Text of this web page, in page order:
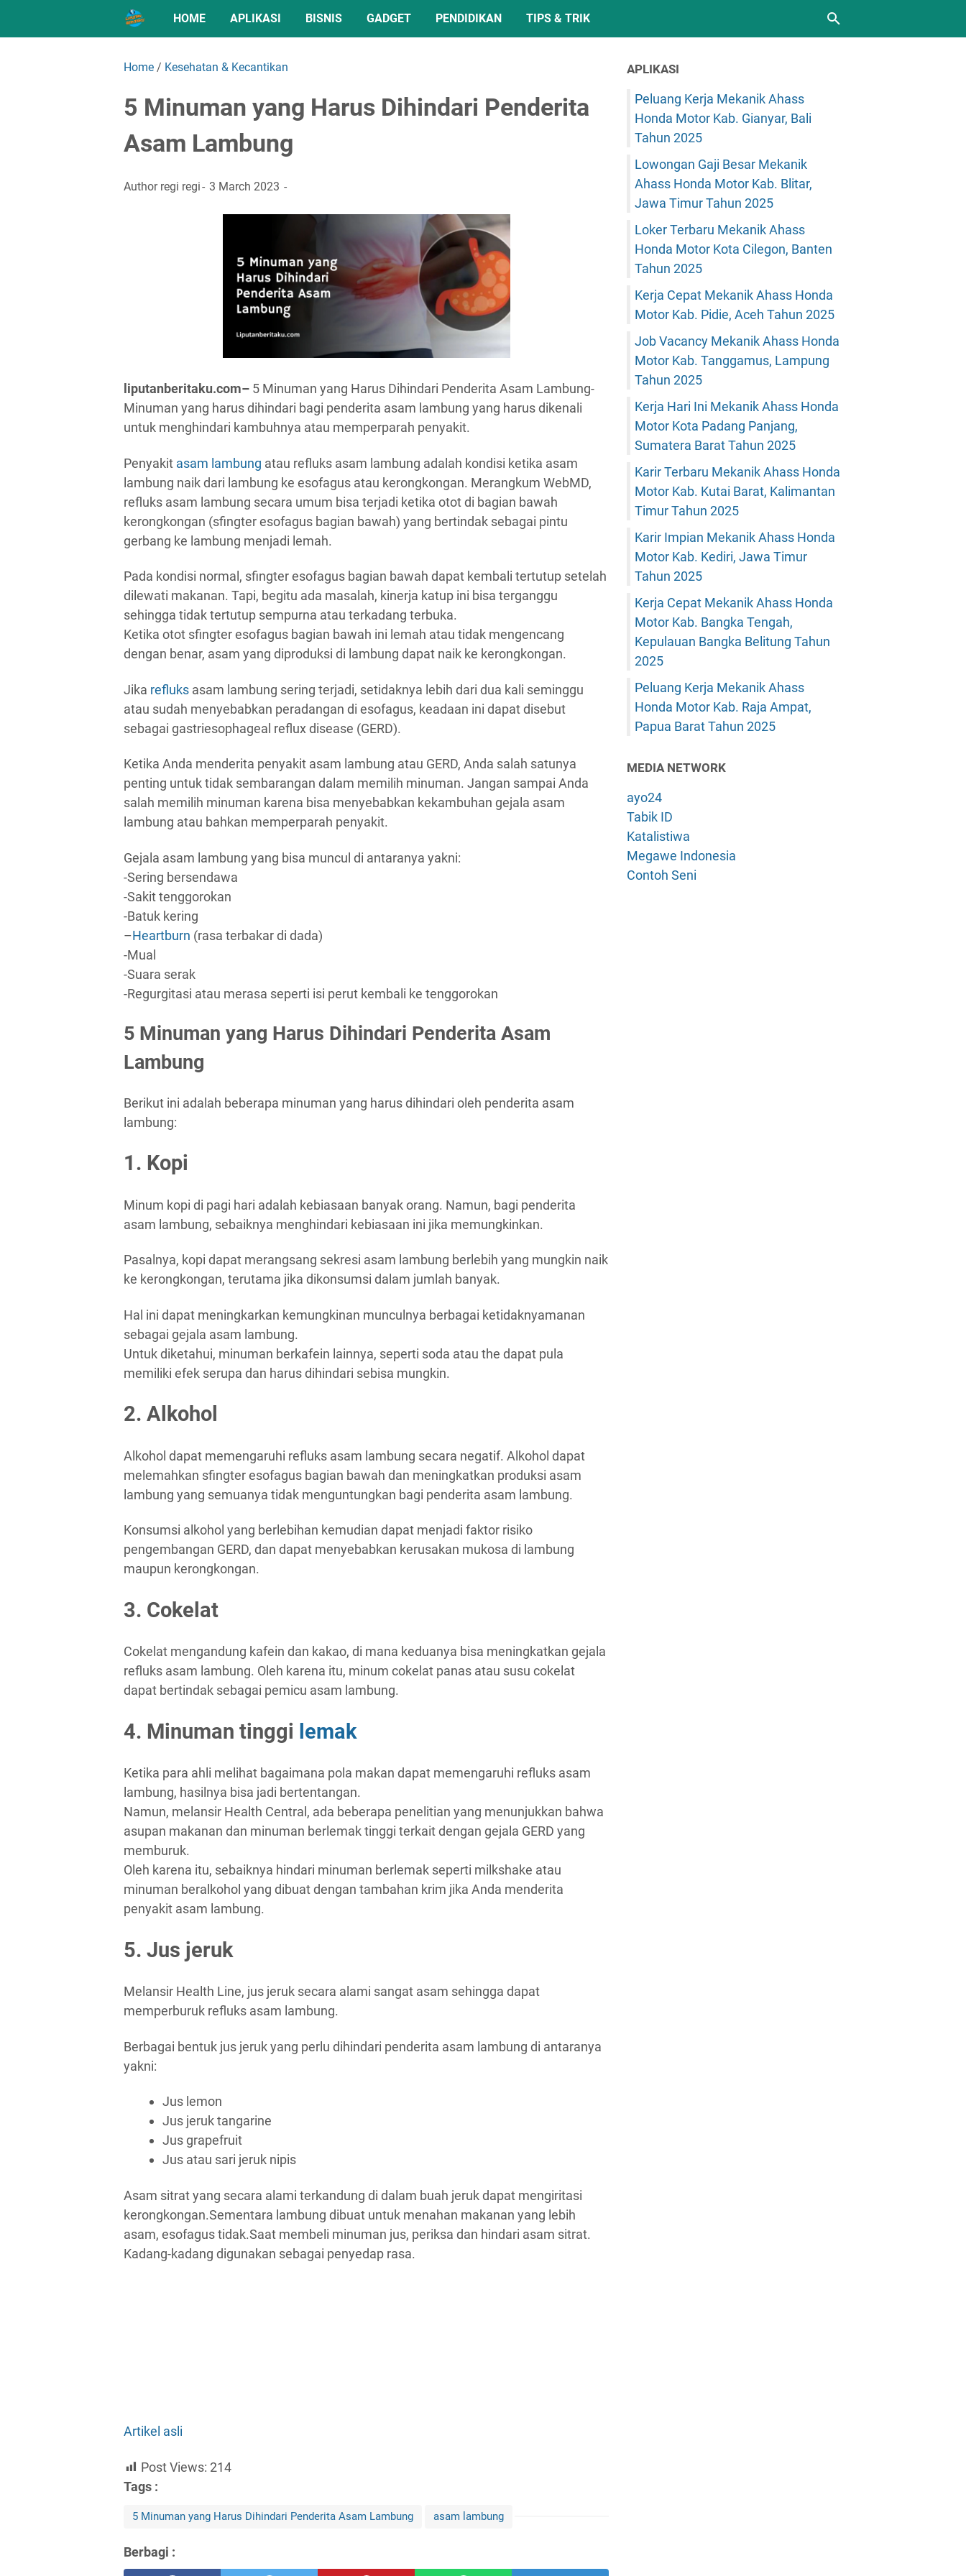
HOME APLIKASI BISNIS GADGET PENDIDIKAN TIPS & TRIK
Home / Kesehatan & Kecantikan
5 Minuman yang Harus Dihindari Penderita
Asam Lambung
Author regi regi 3 March 2023
liputanberitaku.com– 5 Minuman yang Harus Dihindari Penderita Asam Lambung-
Minuman yang harus dihindari bagi penderita asam lambung yang harus dikenali
untuk menghindari kambuhnya atau memperparah penyakit.
Penyakit asam lambung atau refluks asam lambung adalah kondisi ketika asam
lambung naik dari lambung ke esofagus atau kerongkongan. Merangkum WebMD,
refluks asam lambung secara umum bisa terjadi ketika otot di bagian bawah
kerongkongan (sfingter esofagus bagian bawah) yang bertindak sebagai pintu
gerbang ke lambung menjadi lemah.
Pada kondisi normal, sfingter esofagus bagian bawah dapat kembali tertutup setelah
dilewati makanan. Tapi, begitu ada masalah, kinerja katup ini bisa terganggu
sehingga tidak tertutup sempurna atau terkadang terbuka.
Ketika otot sfingter esofagus bagian bawah ini lemah atau tidak mengencang
dengan benar, asam yang diproduksi di lambung dapat naik ke kerongkongan.
Jika refluks asam lambung sering terjadi, setidaknya lebih dari dua kali seminggu
atau sudah menyebabkan peradangan di esofagus, keadaan ini dapat disebut
sebagai gastriesophageal reflux disease (GERD).
Ketika Anda menderita penyakit asam lambung atau GERD, Anda salah satunya
penting untuk tidak sembarangan dalam memilih minuman. Jangan sampai Anda
salah memilih minuman karena bisa menyebabkan kekambuhan gejala asam
lambung atau bahkan memperparah penyakit.
Gejala asam lambung yang bisa muncul di antaranya yakni:
-Sering bersendawa
-Sakit tenggorokan
-Batuk kering
–Heartburn (rasa terbakar di dada)
-Mual
-Suara serak
-Regurgitasi atau merasa seperti isi perut kembali ke tenggorokan
5 Minuman yang Harus Dihindari Penderita Asam
Lambung
Berikut ini adalah beberapa minuman yang harus dihindari oleh penderita asam
lambung:
1. Kopi
Minum kopi di pagi hari adalah kebiasaan banyak orang. Namun, bagi penderita
asam lambung, sebaiknya menghindari kebiasaan ini jika memungkinkan.
Pasalnya, kopi dapat merangsang sekresi asam lambung berlebih yang mungkin naik
ke kerongkongan, terutama jika dikonsumsi dalam jumlah banyak.
Hal ini dapat meningkarkan kemungkinan munculnya berbagai ketidaknyamanan
sebagai gejala asam lambung.
Untuk diketahui, minuman berkafein lainnya, seperti soda atau the dapat pula
memiliki efek serupa dan harus dihindari sebisa mungkin.
2. Alkohol
Alkohol dapat memengaruhi refluks asam lambung secara negatif. Alkohol dapat
melemahkan sfingter esofagus bagian bawah dan meningkatkan produksi asam
lambung yang semuanya tidak menguntungkan bagi penderita asam lambung.
Konsumsi alkohol yang berlebihan kemudian dapat menjadi faktor risiko
pengembangan GERD, dan dapat menyebabkan kerusakan mukosa di lambung
maupun kerongkongan.
3. Cokelat
Cokelat mengandung kafein dan kakao, di mana keduanya bisa meningkatkan gejala
refluks asam lambung. Oleh karena itu, minum cokelat panas atau susu cokelat
dapat bertindak sebagai pemicu asam lambung.
4. Minuman tinggi lemak
Ketika para ahli melihat bagaimana pola makan dapat memengaruhi refluks asam
lambung, hasilnya bisa jadi bertentangan.
Namun, melansir Health Central, ada beberapa penelitian yang menunjukkan bahwa
asupan makanan dan minuman berlemak tinggi terkait dengan gejala GERD yang
memburuk.
Oleh karena itu, sebaiknya hindari minuman berlemak seperti milkshake atau
minuman beralkohol yang dibuat dengan tambahan krim jika Anda menderita
penyakit asam lambung.
5. Jus jeruk
Melansir Health Line, jus jeruk secara alami sangat asam sehingga dapat
memperburuk refluks asam lambung.
Berbagai bentuk jus jeruk yang perlu dihindari penderita asam lambung di antaranya
yakni:
Jus lemon
Jus jeruk tangarine
Jus grapefruit
Jus atau sari jeruk nipis
Asam sitrat yang secara alami terkandung di dalam buah jeruk dapat mengiritasi
kerongkongan.Sementara lambung dibuat untuk menahan makanan yang lebih
asam, esofagus tidak.Saat membeli minuman jus, periksa dan hindari asam sitrat.
Kadang-kadang digunakan sebagai penyedap rasa.
Artikel asli
Post Views: 214
Tags :
5 Minuman yang Harus Dihindari Penderita Asam Lambung asam lambung
Berbagi :
APLIKASI
Peluang Kerja Mekanik Ahass
Honda Motor Kab. Gianyar, Bali
Tahun 2025
Lowongan Gaji Besar Mekanik
Ahass Honda Motor Kab. Blitar,
Jawa Timur Tahun 2025
Loker Terbaru Mekanik Ahass
Honda Motor Kota Cilegon, Banten
Tahun 2025
Kerja Cepat Mekanik Ahass Honda
Motor Kab. Pidie, Aceh Tahun 2025
Job Vacancy Mekanik Ahass Honda
Motor Kab. Tanggamus, Lampung
Tahun 2025
Kerja Hari Ini Mekanik Ahass Honda
Motor Kota Padang Panjang,
Sumatera Barat Tahun 2025
Karir Terbaru Mekanik Ahass Honda
Motor Kab. Kutai Barat, Kalimantan
Timur Tahun 2025
Karir Impian Mekanik Ahass Honda
Motor Kab. Kediri, Jawa Timur
Tahun 2025
Kerja Cepat Mekanik Ahass Honda
Motor Kab. Bangka Tengah,
Kepulauan Bangka Belitung Tahun
2025
Peluang Kerja Mekanik Ahass
Honda Motor Kab. Raja Ampat,
Papua Barat Tahun 2025
MEDIA NETWORK
ayo24
Tabik ID
Katalistiwa
Megawe Indonesia
Contoh Seni